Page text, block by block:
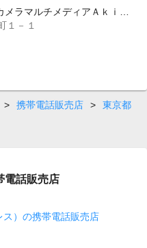
マルチメディアＡｋｉｂａ
１－１
> 携帯電話販売店 >
東京都
電話販売店
）の携帯電話販売店